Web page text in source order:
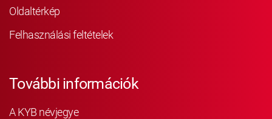
Oldaltérkép
Felhasználási feltételek
További információk
A KYB névjegye